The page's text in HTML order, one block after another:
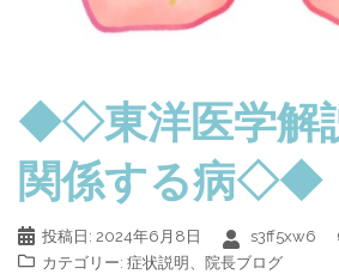
◆◇東洋医学解
関係する病◇◆
投稿日: 2024年6月8日 s3ff5xw6
カテゴリー: 症状説明 、 院長ブログ